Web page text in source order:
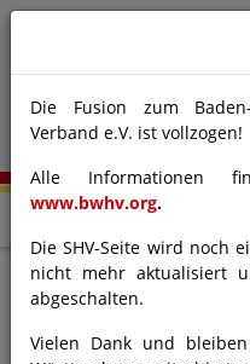
News Bezirk
Die Fusion zum
Verband e.V. ist vollzogen!
Alle Informationen
www.bwhv.org.
Die SHV-Seite wird noch
nicht mehr aktualisiert
abgeschalten.
Vielen Dank und